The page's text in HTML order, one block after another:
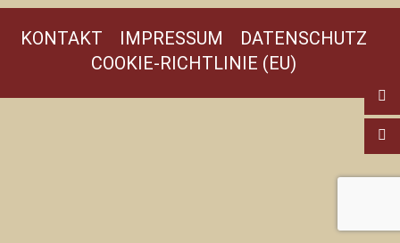
KONTAKT IMPRESSUM
DATENSCHUTZ
COOKIE-RICHTLINIE (EU)